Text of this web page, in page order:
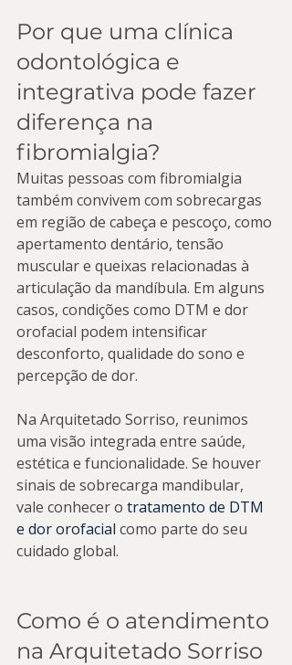
Por que uma clínica
odontológica e
integrativa pode fazer
diferença na
fibromialgia?
Muitas pessoas com fibromialgia
também convivem com sobrecargas
em região de cabeça e pescoço, como
apertamento dentário, tensão
muscular e queixas relacionadas à
articulação da mandíbula. Em alguns
casos, condições como DTM e dor
orofacial podem intensificar
desconforto, qualidade do sono e
percepção de dor.
Na Arquitetado Sorriso, reunimos
uma visão integrada entre saúde,
estética e funcionalidade. Se houver
sinais de sobrecarga mandibular,
vale conhecer o tratamento de DTM
e dor orofacial como parte do seu
cuidado global.
Como é o atendimento
na Arquitetado Sorriso